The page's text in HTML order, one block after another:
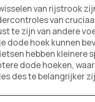
van rijstrook
van
te zijn van andere
dode hoek kunnen
hebben kleinere
dode hoeken,
des te belangrijker